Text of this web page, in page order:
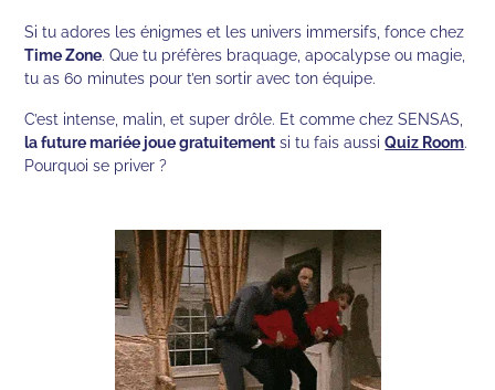
Si tu adores les énigmes et les univers immersifs, fonce chez
Time Zone. Que tu préfères braquage, apocalypse ou magie,
tu as 60 minutes pour t’en sortir avec ton équipe.
C’est intense, malin, et super drôle. Et comme chez SENSAS,
la future mariée joue gratuitement si tu fais aussiQuiz Room.
Pourquoi se priver ?